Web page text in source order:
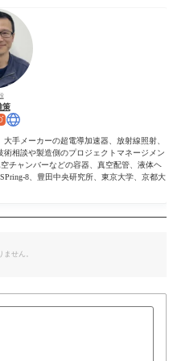
策
手メーカーの超電導加速器、放射線照射、
相談や製造側のプロジェクトマネージメン
チャンバーなどの容器、真空配管、液体ヘ
8、豊田中央研究所、東京大学、京都大
ません。